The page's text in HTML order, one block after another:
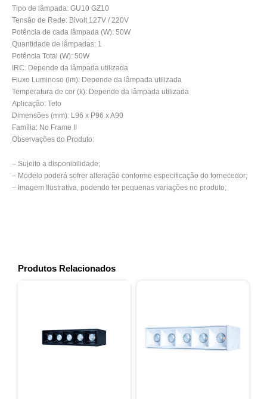
Tipo de lâmpada: GU10 GZ10
Tensão de Rede: Bivolt 127V / 220V
Potência de cada lâmpada (W): 50W
Quantidade de lâmpadas: 1
Potência Total (W): 50W
IRC: Depende da lâmpada utilizada
Fluxo Luminoso (lm): Depende da lâmpada utilizada
Temperatura de cor (k): Depende da lâmpada utilizada
Aplicação: Teto
Dimensões (mm): L96 x P96 x A90
Família: No Frame II
Observações do Produto:
– Sujeito a disponibilidade;
– Modelo poderá sofrer alteração conforme especificação do fornecedor;
– Imagem Ilustrativa, podendo ter pequenas variações no produto;
Produtos Relacionados